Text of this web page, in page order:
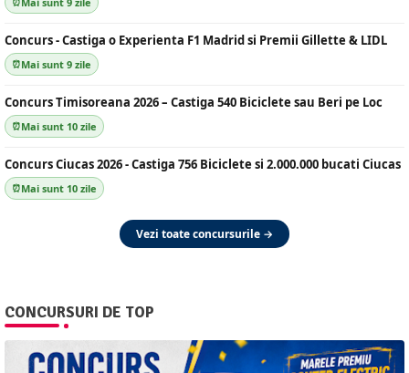
Concurs - Castiga o Experienta F1 Madrid si Premii Gillette & LIDL
Mai sunt 9 zile
Concurs Timisoreana 2026 – Castiga 540 Biciclete sau Beri pe Loc
Mai sunt 10 zile
Concurs Ciucas 2026 - Castiga 756 Biciclete si 2.000.000 bucati Ciucas
Mai sunt 10 zile
Vezi toate concursurile →
CONCURSURI DE TOP